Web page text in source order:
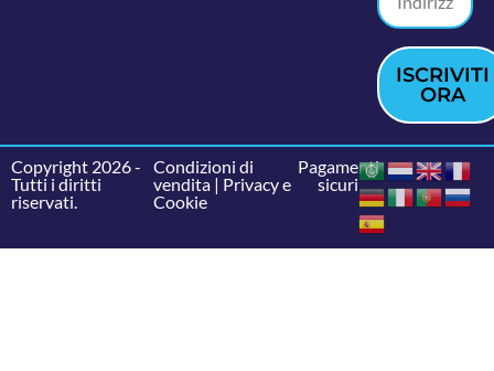
ISCRIVITI
ORA
Copyright 2026 -
Tutti i diritti
riservati.
Condizioni di
vendita| Privacy e
Cookie
Pagamenti
sicuri